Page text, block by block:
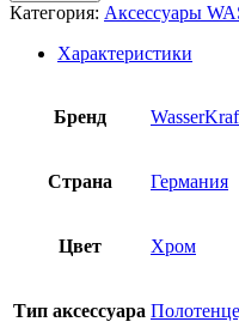
Категория: Аксессуары
Характеристики
Бренд
Страна Германия
Цвет Хром
Тип аксессуара